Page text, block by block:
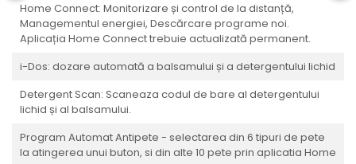
Home Connect: Monitorizare și control de la distanță,
Managementul energiei, Descărcare programe noi.
Aplicația Home Connect trebuie actualizată permanent.
i-Dos: dozare automată a balsamului și a detergentului lichid
Detergent Scan: Scaneaza codul de bare al detergentului
lichid și al balsamului.
Program Automat Antipete - selectarea din 6 tipuri de pete
la atingerea unui buton, si din alte 10 pete prin aplicatia Home